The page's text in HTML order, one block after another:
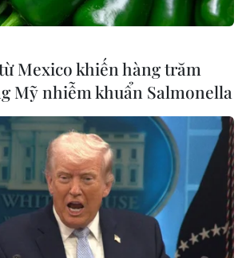
Mexico khiến hàng trăm
Mỹ nhiễm khuẩn Salmonella